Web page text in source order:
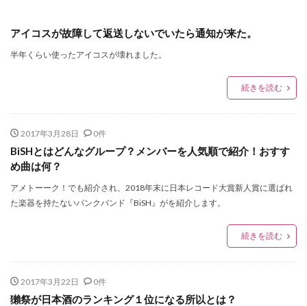
アイコスが故障して返送しないでいたら通知が来た。
半年くらい使ったアイコスが壊れました。
続きを読む
2017年3月28日 0件
BiSHとはどんなグループ？メンバーを人気順で紹介！おすす
め曲は何？
アメトーーク！でも紹介され、2018年末に日本レコード大賞新人賞に選ばれ
た楽器を持たないパンクバンド『BiSH』がを紹介します。
続きを読む
2017年3月22日 0件
獺祭が日本酒のランキング１位になる所以とは？